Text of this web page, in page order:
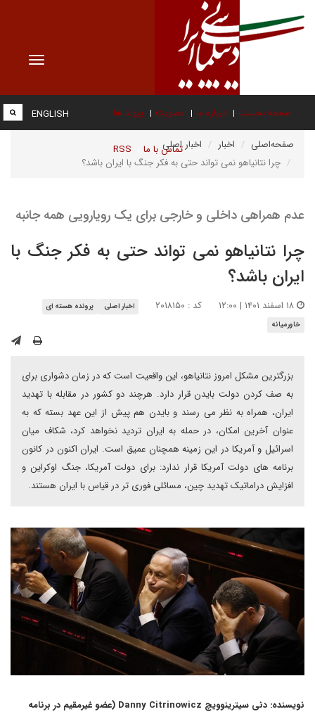
Toggle
صفحه نخست درباره ما عضویت پیوند ها
تماس با ما RSS
ENGLISH
صفحه‌اصلی اخبار
اخبار اصلی
چرا نتانیاهو نمی تواند حتی به فکر جنگ با ایران باشد؟
عدم همراهی داخلی و خارجی برای یک رویارویی همه جانبه
چرا نتانیاهو نمی تواند حتی به فکر جنگ با
ایران باشد؟
کد : ۲۰۱۸۱۵۰ اخبار اصلی
پرونده هسته ای
خاورمیانه
بزرگترین مشکل امروز نتانیاهو، این واقعیت است که در زمان دشواری برای
به صف کردن دولت بایدن قرار دارد. هرچند دو کشور در مقابله با تهدید
ایران، همراه به نظر می رسند و بایدن هم پیش از این عهد بسته که به
عنوان آخرین امکان، در حمله به ایران تردید نخواهد کرد، شکاف میان
اسرائیل و آمریکا در این زمینه همچنان عمیق است. ایران اکنون در کانون
برنامه های دولت آمریکا قرار ندارد: برای دولت آمریکا، جنگ اوکراین و
افزایش دراماتیک تهدید چین، مسائلی فوری تر در قیاس با ایران هستند.
نویسنده: دنی سیترینوویچ Danny Citrinowicz (عضو غیرمقیم در برنامه